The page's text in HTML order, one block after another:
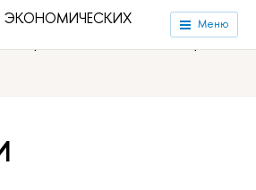
ЭКОНОМИЧЕСКИХ Меню
университет «Высшая
Факультет экономических наук